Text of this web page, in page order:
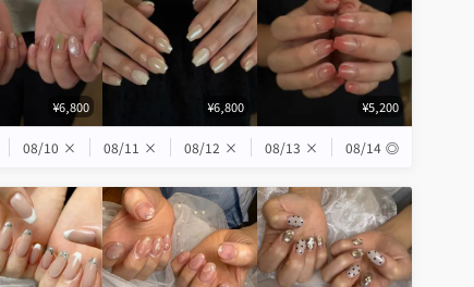
¥6,800 ¥6,800 ¥5,200
08/10 × 08/11 × 08/12 × 08/13 × 08/14 ◎